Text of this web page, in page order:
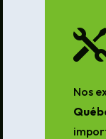
Nos